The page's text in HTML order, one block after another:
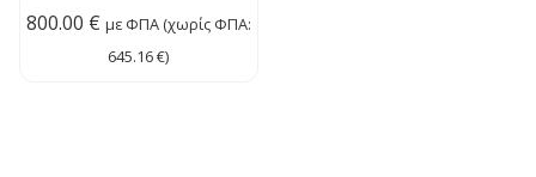
800.00 € με ΦΠΑ (χωρίς ΦΠΑ:
645.16€)